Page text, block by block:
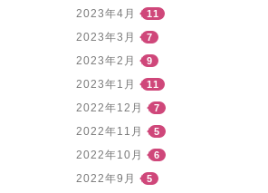
2023年4月 11
2023年3月 7
2023年2月 9
2023年1月 11
2022年12月 7
2022年11月 5
2022年10月 6
2022年9月 5